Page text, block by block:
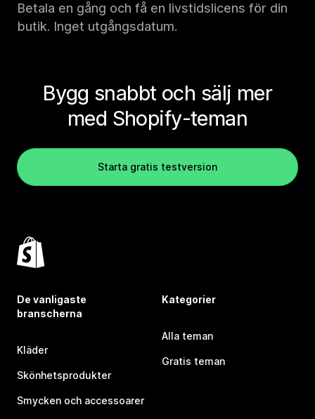
Betala en gång och få en livstidslicens för din
butik. Inget utgångsdatum.
Bygg snabbt och sälj mer
med Shopify-teman
Starta gratis testversion
De vanligaste
branscherna
Kläder
Skönhetsprodukter
Smycken och accessoarer
Kategorier
Alla teman
Gratis teman